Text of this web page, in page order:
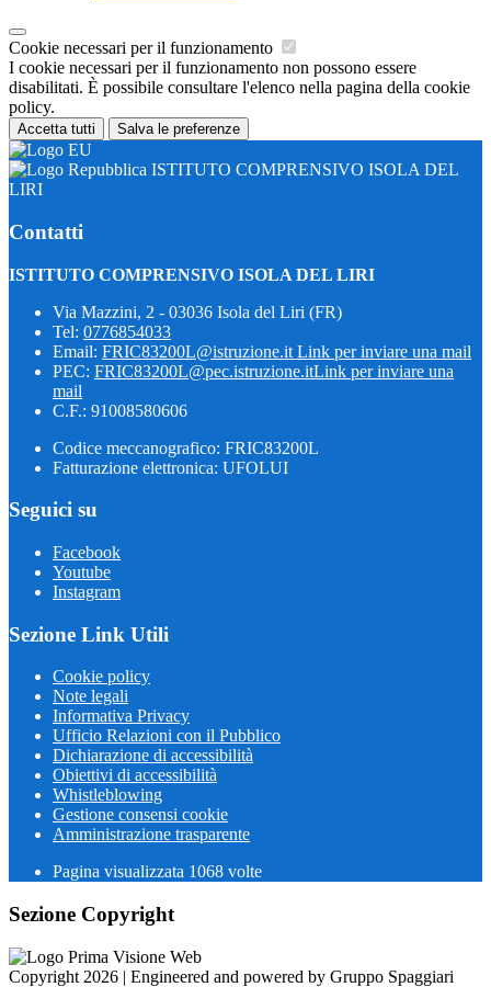
Cookie necessari per il funzionamento
I cookie necessari per il funzionamento non possono essere
disabilitati. È possibile consultare l'elenco nella pagina della cookie
policy.
Accetta tutti Salva le preferenze
ISTITUTO COMPRENSIVO ISOLA DEL
LIRI
Contatti
ISTITUTO COMPRENSIVO ISOLA DEL LIRI
Via Mazzini, 2 - 03036 Isola del Liri (FR)
Tel: 0776854033
Email: FRIC83200L@istruzione.it Link per inviare una mail
PEC: FRIC83200L@pec.istruzione.itLink per inviare una
mail
C.F.: 91008580606
Codice meccanografico: FRIC83200L
Fatturazione elettronica: UFOLUI
Seguici su
Facebook
Youtube
Instagram
Sezione Link Utili
Cookie policy
Note legali
Informativa Privacy
Ufficio Relazioni con il Pubblico
Dichiarazione di accessibilità
Obiettivi di accessibilità
Whistleblowing
Gestione consensi cookie
Amministrazione trasparente
Pagina visualizzata 1068 volte
Sezione Copyright
Copyright 2026 | Engineered and powered by Gruppo Spaggiari